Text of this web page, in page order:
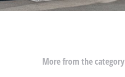
More from the category